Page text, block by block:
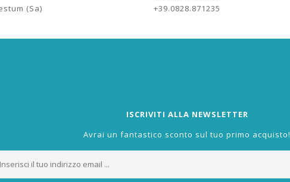
(Sa) +39.0828.871235
ISCRIVITI ALLA NEWSLETTER
Avrai un fantastico sconto sul tuo primo acquisto!